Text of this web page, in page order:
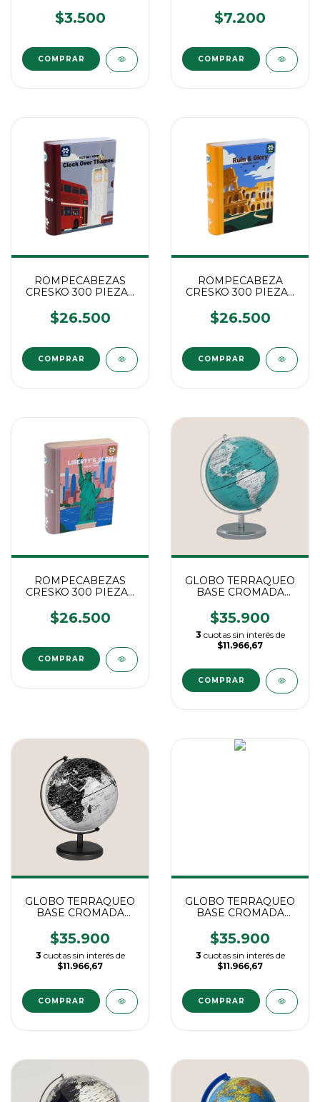
$3.500
BLISTER
$7.200
ROMPECABEZAS
CRESKO 300 PIEZAS
$26.500
ROMPECABEZA
CRESKO 300 PIEZAS
$26.500
ROMPECABEZAS
CRESKO 300 PIEZAS
$26.500
GLOBO TERRAQUEO
BASE CROMADA
$35.900
3 cuotas sin interés de
$11.966,67
GLOBO TERRAQUEO
BASE CROMADA
$35.900
3 cuotas sin interés de
$11.966,67
GLOBO TERRAQUEO
BASE CROMADA
$35.900
3 cuotas sin interés de
$11.966,67